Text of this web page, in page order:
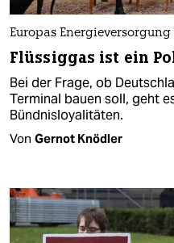
Europas Energieversorgung
Flüssiggas ist ein
Bei der Frage, ob
Terminal bauen soll, geht
Bündnisloyalitäten.
Von Gernot Knödler